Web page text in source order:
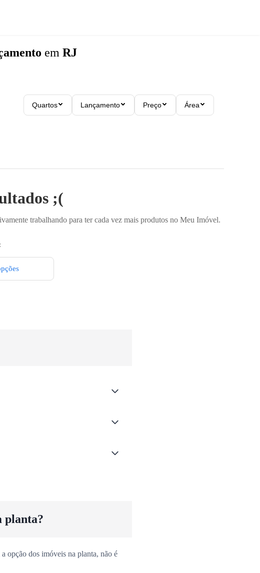
em RJ
Quartos Lançamento Preço Área
;(
trabalhando para ter cada vez mais produtos no Meu Imóvel.
planta?
opção dos imóveis na planta, não é